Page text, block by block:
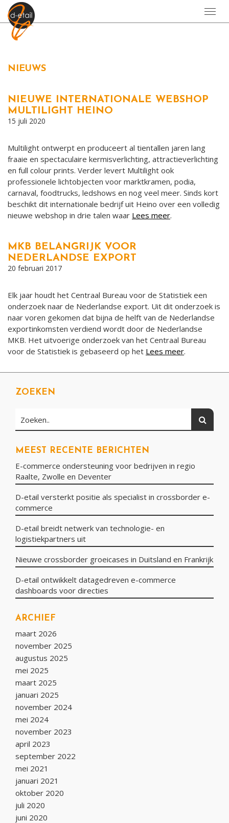
NIEUWS
NIEUWE INTERNATIONALE WEBSHOP
MULTILIGHT HEINO
15 juli 2020
Multilight ontwerpt en produceert al tientallen jaren lang
fraaie en spectaculaire kermisverlichting, attractieverlichting
en full colour prints. Verder levert Multilight ook
professionele lichtobjecten voor marktkramen, podia,
carnaval, foodtrucks, ledshows en nog veel meer. Sinds kort
beschikt dit internationale bedrijf uit Heino over een volledig
nieuwe webshop in drie talen waar Lees meer.
MKB BELANGRIJK VOOR
NEDERLANDSE EXPORT
20 februari 2017
Elk jaar houdt het Centraal Bureau voor de Statistiek een
onderzoek naar de Nederlandse export. Uit dit onderzoek is
naar voren gekomen dat bijna de helft van de Nederlandse
exportinkomsten verdiend wordt door de Nederlandse
MKB. Het uitvoerige onderzoek van het Centraal Bureau
voor de Statistiek is gebaseerd op het Lees meer.
ZOEKEN
Zoeken..
MEEST RECENTE BERICHTEN
E-commerce ondersteuning voor bedrijven in regio
Raalte, Zwolle en Deventer
D-etail versterkt positie als specialist in crossborder e-
commerce
D-etail breidt netwerk van technologie- en
logistiekpartners uit
Nieuwe crossborder groeicases in Duitsland en Frankrijk
D-etail ontwikkelt datagedreven e-commerce
dashboards voor directies
ARCHIEF
maart 2026
november 2025
augustus 2025
mei 2025
maart 2025
januari 2025
november 2024
mei 2024
november 2023
april 2023
september 2022
mei 2021
januari 2021
oktober 2020
juli 2020
juni 2020